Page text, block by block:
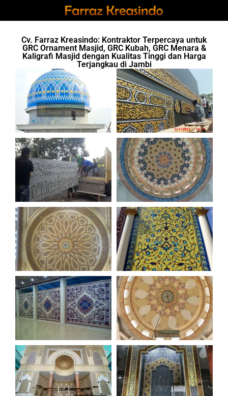
Cv. Farraz Kreasindo: Kontraktor Terpercaya untuk
GRC Ornament Masjid, GRC Kubah, GRC Menara &
Kaligrafi Masjid dengan Kualitas Tinggi dan Harga
Terjangkau di Jambi